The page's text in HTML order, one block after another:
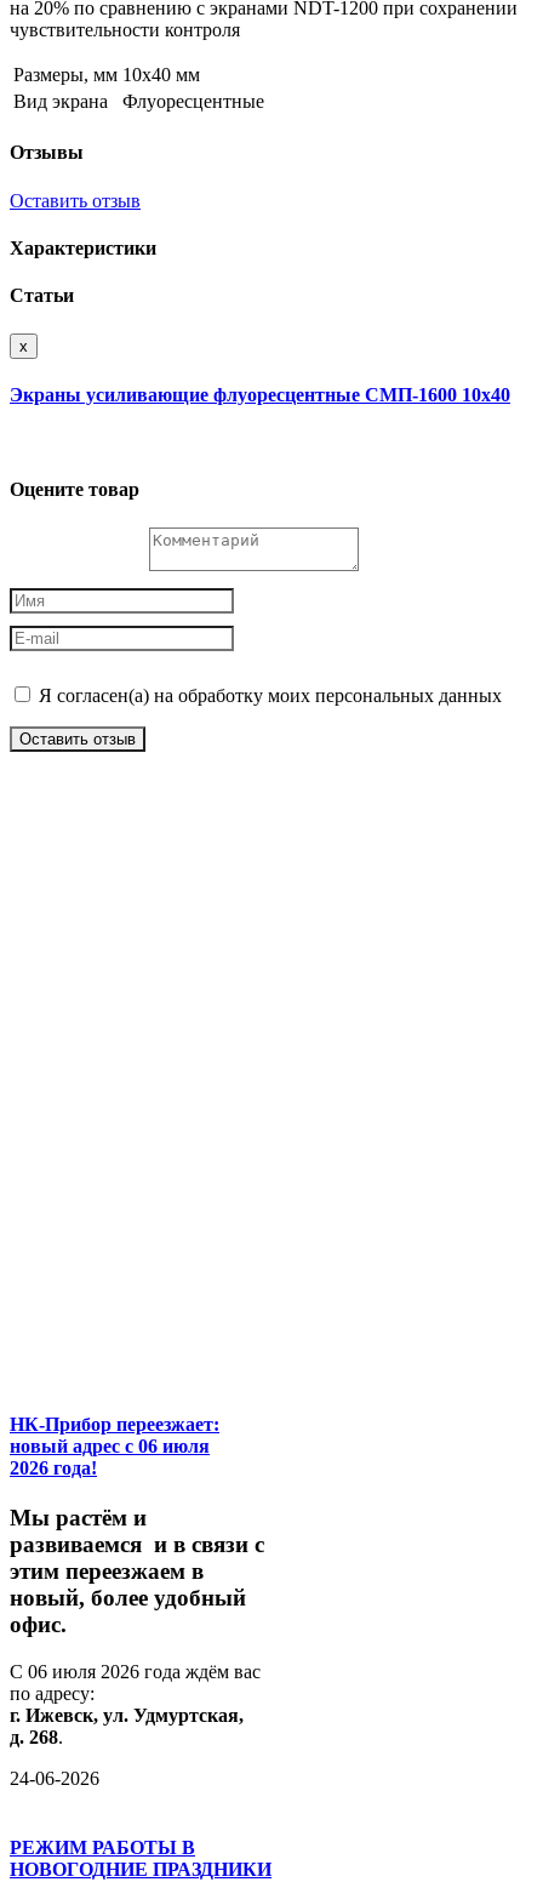
на 20% по сравнению с экранами NDT-1200 при сохранении
чувствительности контроля
Размеры, мм 10х40 мм
Вид экрана
Флуоресцентные
Отзывы
Оставить отзыв
Характеристики
Статьи
x
Экраны усиливающие флуоресцентные СМП-1600 10х40
Оцените товар
Я согласен(а) на обработку моих персональных данных
Оставить отзыв
НК-Прибор переезжает:
новый адрес с 06 июля
2026 года!
Мы растём и
развиваемся и в связи с
этим переезжаем в
новый, более удобный
офис.
С 06 июля 2026 года ждём вас
по адресу:
г. Ижевск, ул. Удмуртская,
д. 268.
24-06-2026
РЕЖИМ РАБОТЫ В
НОВОГОДНИЕ ПРАЗДНИКИ